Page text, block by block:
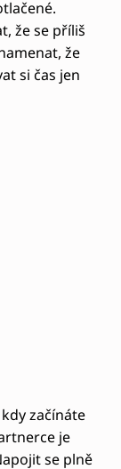
že se příliš
že
si čas jen